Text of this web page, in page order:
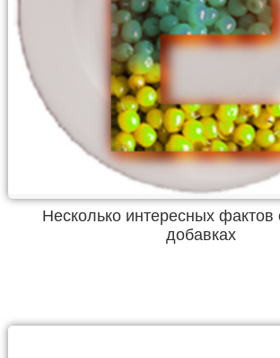
Несколько интересных
добавках